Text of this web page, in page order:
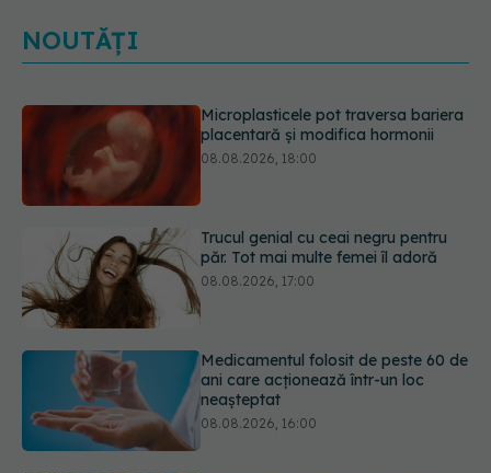
NOUTĂȚI
Trucul genial cu ceai negru pentru
păr. Tot mai multe femei îl adoră
08.08.2026, 17:00
Medicamentul folosit de peste 60 de
ani care acționează într-un loc
neașteptat
Trucul simplu care face pepenele
verde mult mai ușor de tăiat
08.08.2026, 15:32